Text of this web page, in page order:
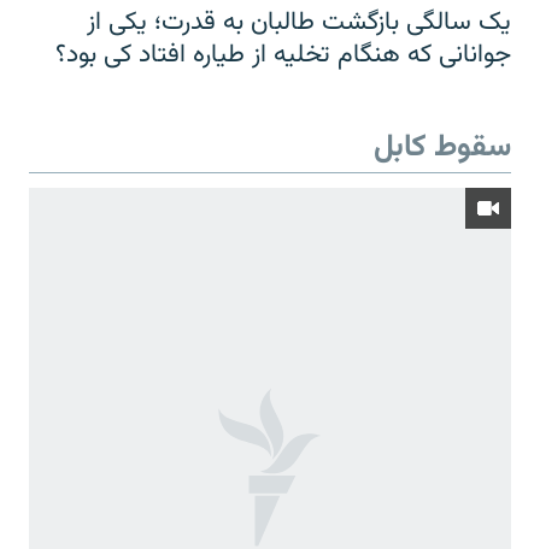
یک سالگی بازگشت طالبان به قدرت؛ یکی از
جوانانی که هنگام تخلیه از طیاره افتاد کی بود؟
سقوط کابل